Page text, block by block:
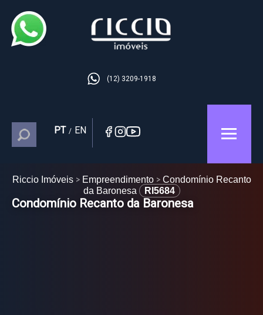
(12) 3209-1918
PT / EN
Riccio Imóveis Empreendimento
Condomínio Recanto
da Baronesa
RI5684
Condomínio Recanto da Baronesa